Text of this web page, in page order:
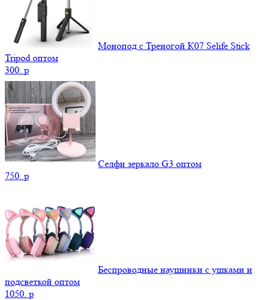
Монопод с Треногой К07 Selife Stick
Tripod оптом
300. p
Селфи зеркало G3 оптом
750. p
Беспроводные наушники с ушками и
подсветкой оптом
1050. p